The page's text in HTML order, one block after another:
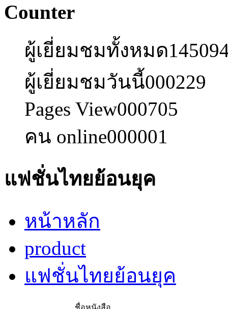
Counter
ผู้เยี่ยมชมทั้งหมด
ผู้เยี่ยมชมวันนี้000229
Pages View000705
คน online000001
แฟชั่นไทยย้อนยุค
หน้าหลัก
product
แฟชั่นไทยย้อนยุค